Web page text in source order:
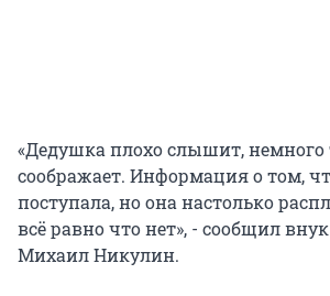
«Дедушка плохо слышит, немного
соображает. Информация о том,
поступала, но она настолько
всё равно что нет», - сообщил
Михаил Никулин.